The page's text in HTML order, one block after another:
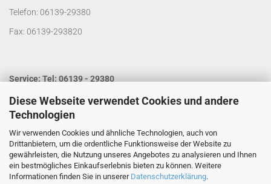
Diese Webseite verwendet Cookies und andere
Technologien
Wir verwenden Cookies und ähnliche Technologien, auch von
Drittanbietern, um die ordentliche Funktionsweise der Website zu
gewährleisten, die Nutzung unseres Angebotes zu analysieren und Ihnen
ein bestmögliches Einkaufserlebnis bieten zu können. Weitere
Informationen finden Sie in unserer Datenschutzerklärung.
Telefon: 06139-29380
Fax: 06139-293820
Service: Tel: 06139 - 29380
Laden Öffnungszeiten:
Mo. - Do. von 9:00 bis 14:00 Uhr
Fr. von 9:00 bis 13:00 Uhr
Kontakt per Email:info@segelladen.de
Telefon Servicezeiten: